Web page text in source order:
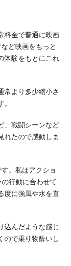
料金で普通に映画
ど映画をもっと
体験をもとにこれ
常より多少縮小さ
、戦闘シーンなど
れたので感動しま
。私はアクショ
行動に合わせて
度に強風や水を直
込んだような感じ
ので乗り物酔いし